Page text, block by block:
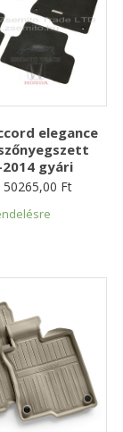
elegance
2014 gyári
50265,00 Ft